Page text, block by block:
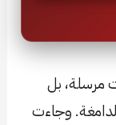
مرسلة، بل
وجاءت